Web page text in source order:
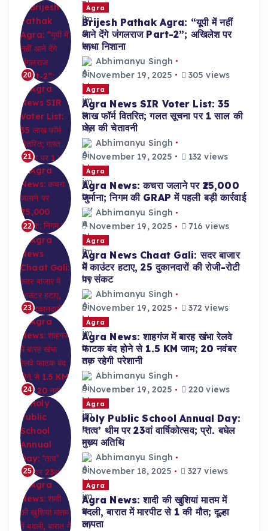
20
Agra
Brijesh Pathak Agra: “यूपी में नहीं
आने देंगे जंगलराज Part-2”; अखिलेश पर
साधा निशाना
Abhimanyu Singh
November 19, 2025
305 views
21
Agra
Agra News SIR Voter List: 35
लाख फॉर्म वितरित; गलत सूचना पर 1 साल की
जेल की चेतावनी
Abhimanyu Singh
November 19, 2025
132 views
22
Agra
Agra News: कचरा जलाने पर ₹25,000
जुर्माना; निगम की GRAP में पहली बड़ी कार्रवाई
Abhimanyu Singh
November 19, 2025
716 views
23
Agra
Agra News Chaat Gali: सदर बाजार
में काउंटर हटाए, 25 दुकानदारों की रोजी-रोटी
पर संकट
Abhimanyu Singh
November 19, 2025
372 views
24
Agra
Agra News: शाहगंज में बारह खंभा रेलवे
फाटक बंद होने से 1.5 KM जाम; 20 नवंबर
तक रहेगी परेशानी
Abhimanyu Singh
November 19, 2025
220 views
25
Agra
Holy Public School Annual Day:
‘तत्व’ थीम पर 23वां वार्षिकोत्सव; प्रो. बघेल
मुख्य अतिथि
Abhimanyu Singh
November 18, 2025
327 views
Agra
Agra News: शादी की खुशियां मातम में
बदली, बारात में मारपीट से 1 की मौत; दूल्हा
लापता